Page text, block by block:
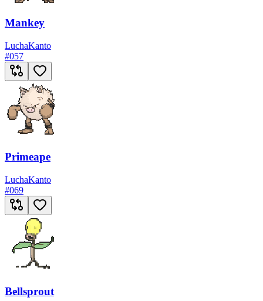
Mankey
LuchaKanto
#057
Primeape
LuchaKanto
#069
Bellsprout